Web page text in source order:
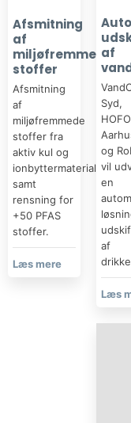
Afsmitning
af
miljøfremmede
stoffer
Afsmitning
af
miljøfremmede
stoffer fra
aktiv kul og
ionbyttermaterialer
samt
rensning for
+50 PFAS
stoffer.
Læs mere​
af
Syd,
og
vil
en
af
Læs